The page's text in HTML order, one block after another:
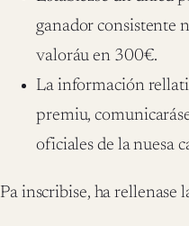
ganador consistente
valoráu en 300€.
La información
premiu,
oficiales de la nuesa
Pa inscribise, ha